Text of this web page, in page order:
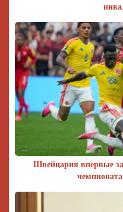
Швейцария впервые